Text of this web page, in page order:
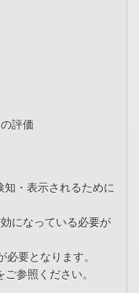
評価
・表示されるために
になっている必要が
要となります。
ご参照ください。